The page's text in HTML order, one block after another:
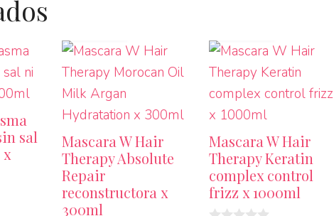
sal
Mascara W Hair
Therapy Absolute
Repair
reconstructora x
300ml
Mascara W Hair
Therapy Keratin
complex control
frizz x 1000ml